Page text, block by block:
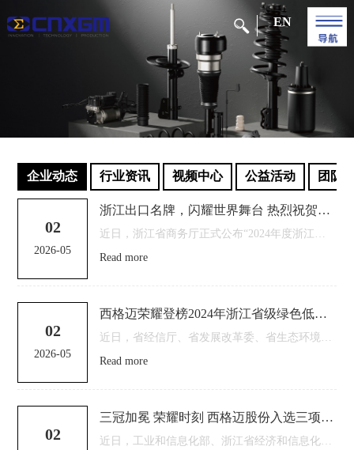
EN
企业动态 行业资讯 视频中心 公益活动 团队
02
2026-05
浙江出口名牌，闪耀世界舞台 热烈祝贺西格迈再次通过“浙江出口名牌”复核
Read more
02
2026-05
西格迈荣耀登榜2024年浙江省级绿色低碳工厂
Read more
02
三冠加冕 荣耀时刻 西格迈股份入选三项重磅公示名单